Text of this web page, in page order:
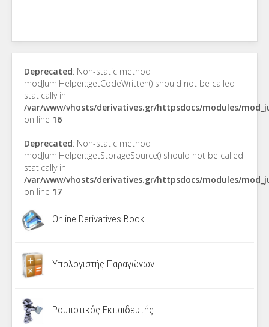
Deprecated: Non-static method
modJumiHelper::getCodeWritten() should not be called
statically in
/var/www/vhosts/derivatives.gr/httpsdocs/modules/
on line 16
Deprecated: Non-static method
modJumiHelper::getStorageSource() should not be called
statically in
/var/www/vhosts/derivatives.gr/httpsdocs/modules/
on line 17
Online Derivatives Book
Υπολογιστής Παραγώγων
Ρομποτικός Εκπαιδευτής